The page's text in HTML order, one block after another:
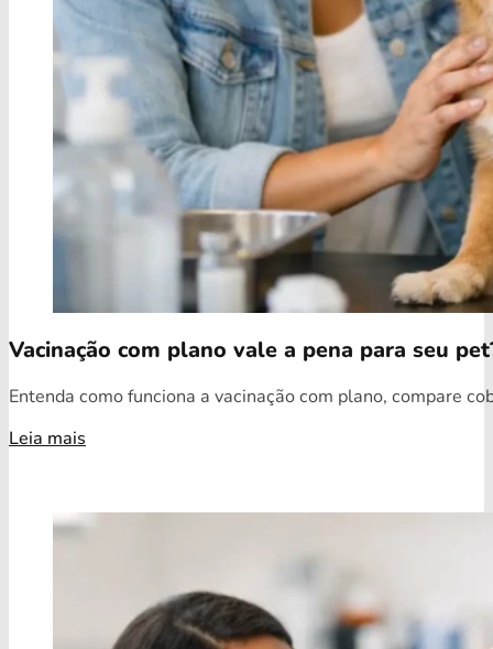
Vacinação com plano vale a pena para seu
Entenda como funciona a vacinação com plano, compare
Leia mais